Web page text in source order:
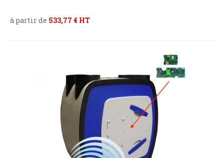
à partir de 533,77 € HT